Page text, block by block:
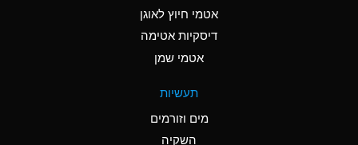
Ammonia Gas (cold)
D
Ammonia Gas (hot)
אטמי חיוץ לאוגן
דיסקיות אטימה
אטמי שמן
תעשיות
מים וזורמים
השקיה